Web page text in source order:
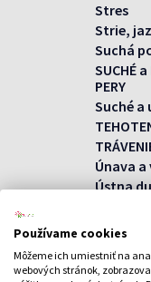
Používame cookies
Môžeme ich umiestniť na
webových stránok,
Stres
Strie,
Suchá
SUCHÉ
PERY
Suché a
Únava
Ústna
VLASY
VLASY